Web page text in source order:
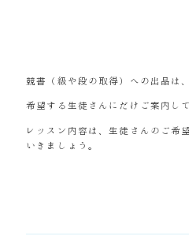
競書（級や段の取得）への出品は
希望する生徒さんにだけご案内し
レッスン内容は、生徒さんのご希
いきましょう。